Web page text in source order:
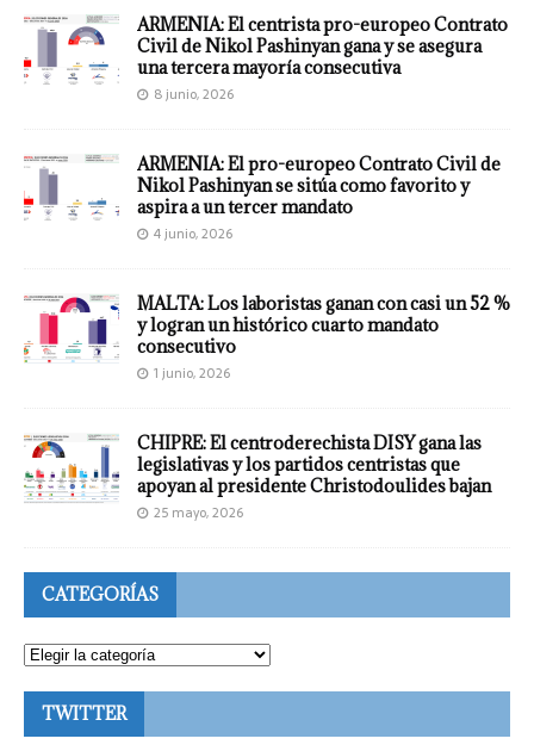
ARMENIA: El centrista pro-europeo Contrato
Civil de Nikol Pashinyan gana y se asegura
una tercera mayoría consecutiva
8 junio, 2026
ARMENIA: El pro-europeo Contrato Civil de
Nikol Pashinyan se sitúa como favorito y
aspira a un tercer mandato
4 junio, 2026
MALTA: Los laboristas ganan con casi un 52 %
y logran un histórico cuarto mandato
consecutivo
1 junio, 2026
CHIPRE: El centroderechista DISY gana las
legislativas y los partidos centristas que
apoyan al presidente Christodoulides bajan
25 mayo, 2026
CATEGORÍAS
TWITTER